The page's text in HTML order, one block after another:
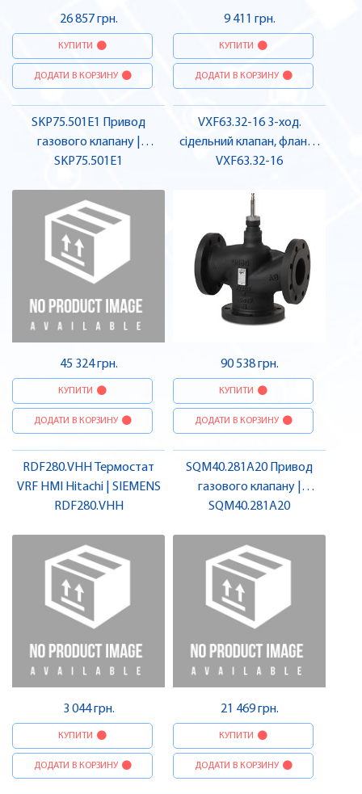
26 857 грн.
КУПИТИ
ДОДАТИ В КОРЗИНУ
9 411 грн.
КУПИТИ
ДОДАТИ В КОРЗИНУ
SKP75.501E1 Привод
газового клапану |
SIEMENS
SKP75.501E1
45 324 грн.
КУПИТИ
ДОДАТИ В КОРЗИНУ
VXF63.32-16 3-ход.
сідельний клапан, фланц.,
PN40, DN32, kvs 16 |
VXF63.32-16
90 538 грн.
КУПИТИ
ДОДАТИ В КОРЗИНУ
RDF280.VHH Термостат
VRF HMI Hitachi | SIEMENS
RDF280.VHH
3 044 грн.
КУПИТИ
ДОДАТИ В КОРЗИНУ
SQM40.281A20 Привод
газового клапану |
SIEMENS
SQM40.281A20
21 469 грн.
КУПИТИ
ДОДАТИ В КОРЗИНУ